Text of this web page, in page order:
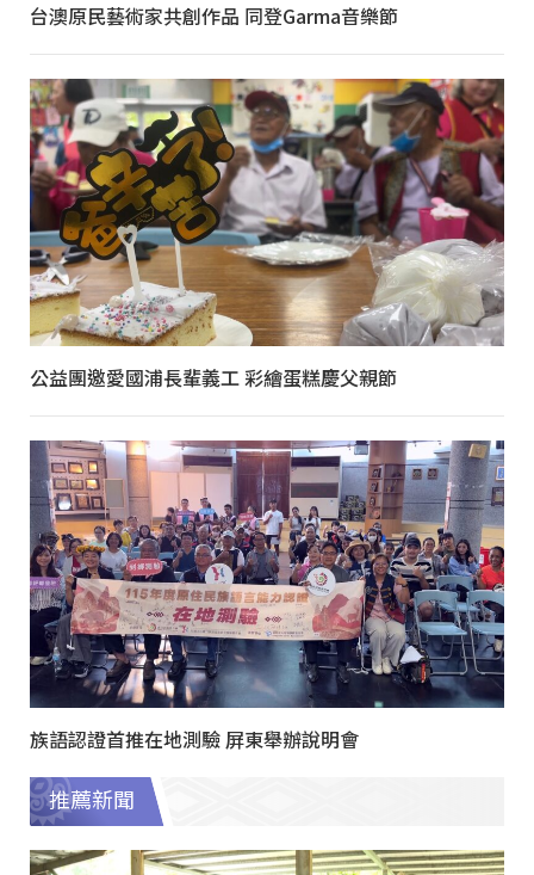
台澳原民藝術家共創作品 同登Garma音樂節
公益團邀愛國浦長輩義工 彩繪蛋糕慶父親節
族語認證首推在地測驗 屏東舉辦說明會
推薦新聞